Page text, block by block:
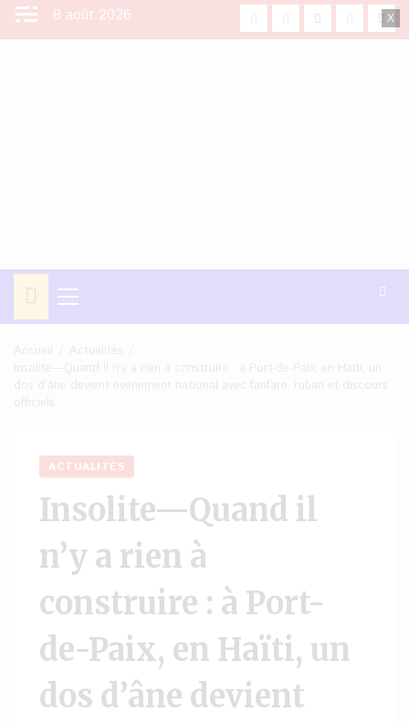
Aller
8 août 2026 facebookYoutube
X
Menu
principal
ACTUALITÉS
Insolite—Quand il
n’y a rien à
construire : à Port-
de-Paix, en Haïti, un
dos d’âne devient